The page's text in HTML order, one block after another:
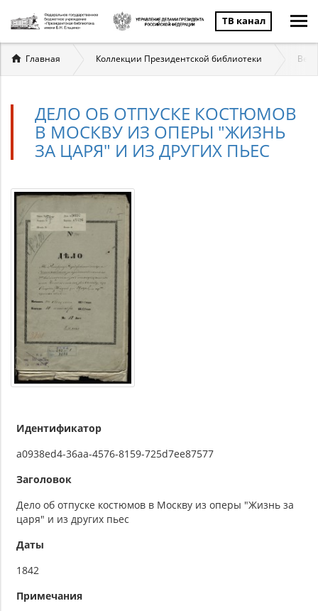
ТВ канал
Вы
здесь
Главная Коллекции Президентской библиотеки
ДЕЛО ОБ ОТПУСКЕ КОСТЮМОВ
В МОСКВУ ИЗ ОПЕРЫ "ЖИЗНЬ
ЗА ЦАРЯ" И ИЗ ДРУГИХ ПЬЕС
Идентификатор
a0938ed4-36aa-4576-8159-725d7ee87577
Заголовок
Дело об отпуске костюмов в Москву из оперы "Жизнь за
царя" и из других пьес
Даты
1842
Примечания